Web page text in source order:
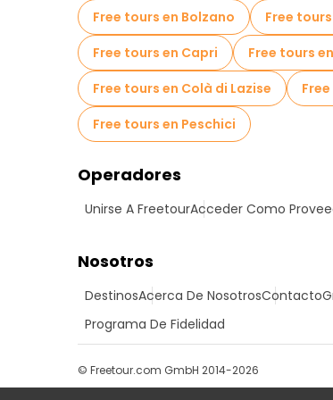
Free tours en Bolzano Free
Free tours en Capri
Free tours
Free tours en Colà di Lazise
Free tours en Peschici
Operadores
Unirse A FreetourAcceder Como
Nosotros
DestinosAcerca De NosotrosContacto
Programa De Fidelidad
© Freetour.com GmbH 2014-2026